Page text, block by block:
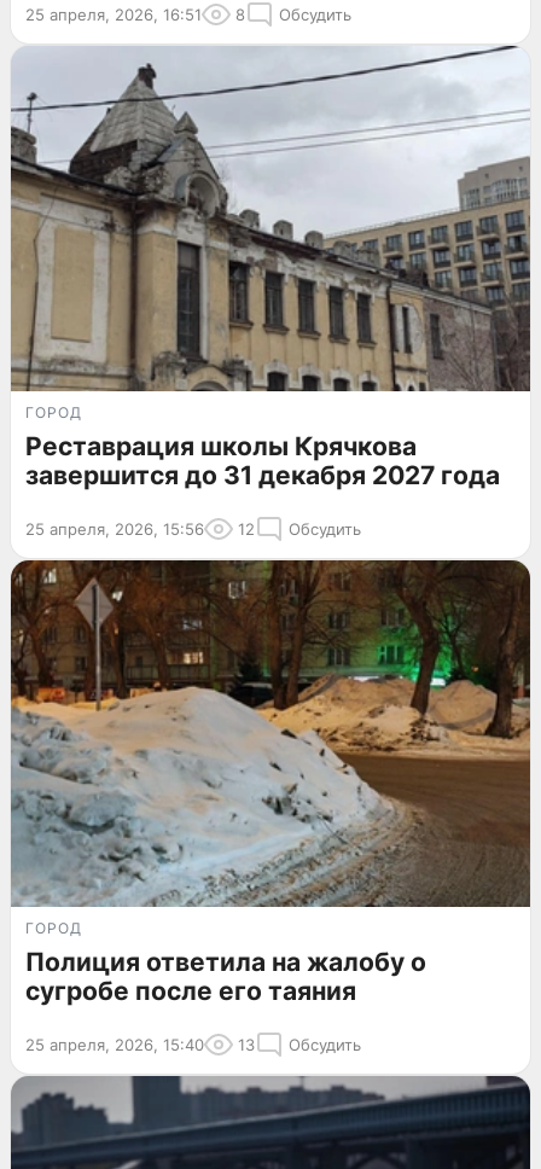
25 апреля, 2026, 16:51 8 Обсудить
ГОРОД
Реставрация школы Крячкова
завершится до 31 декабря 2027 года
25 апреля, 2026, 15:56 12 Обсудить
ГОРОД
Полиция ответила на жалобу о
сугробе после его таяния
25 апреля, 2026, 15:40 13 Обсудить